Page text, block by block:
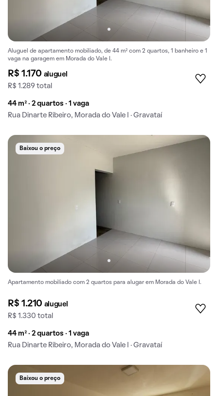
Aluguel de apartamento mobiliado, de 44 m² com 2 quartos, 1 banheiro e 1
vaga na garagem em Morada do Vale I.
R$ 1.170 aluguel
R$ 1.289 total
44 m² · 2 quartos · 1 vaga
Rua Dinarte Ribeiro, Morada do Vale I · Gravataí
Baixou o preço
Apartamento mobiliado com 2 quartos para alugar em Morada do Vale I.
R$ 1.210 aluguel
R$ 1.330 total
44 m² · 2 quartos · 1 vaga
Rua Dinarte Ribeiro, Morada do Vale I · Gravataí
Baixou o preço